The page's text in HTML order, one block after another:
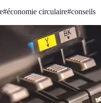
#économie circulaire#conseils